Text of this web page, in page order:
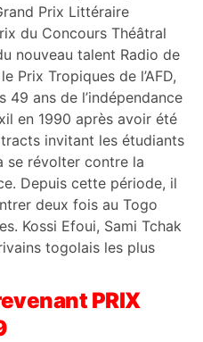
Prix Littéraire
du Concours Théâtral
nouveau talent Radio de
Prix Tropiques de l’AFD,
ans de l’indépendance
en 1990 après avoir été
invitant les étudiants
se révolter contre la
Depuis cette période, il
deux fois au Togo
Kossi Efoui, Sami Tchak
togolais les plus
PRIX